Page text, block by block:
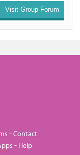
Visit Group Forum
-Contact
- Help